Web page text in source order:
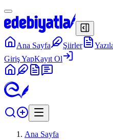
Ana Sayfa Şiirler
Giriş YapKayıt Ol
Ana Sayfa